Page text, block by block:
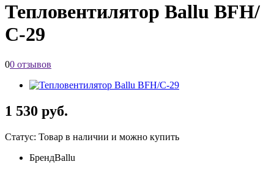
Тепловентилятор Ballu BFH/
С-29
00 отзывов
1 530 руб.
Статус: Товар в наличии и можно купить
БрендBallu